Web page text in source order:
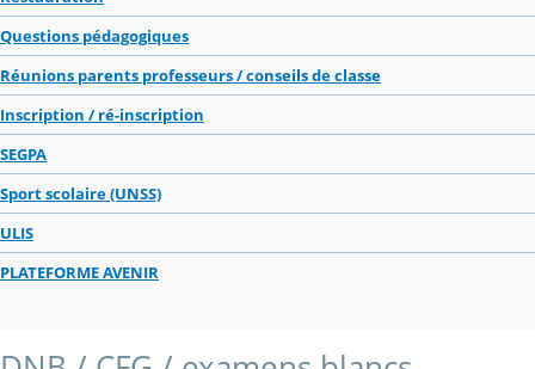
Questions pédagogiques
Réunions parents professeurs / conseils de classe
Inscription / ré-inscription
SEGPA
Sport scolaire (UNSS)
ULIS
PLATEFORME AVENIR